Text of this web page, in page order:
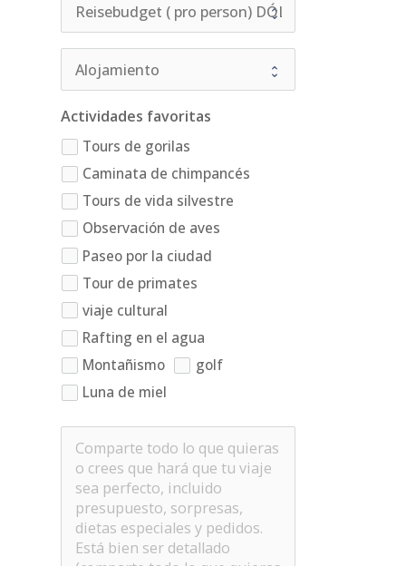
Actividades favoritas
Tours de gorilas
Caminata de chimpancés
Tours de vida silvestre
Observación de aves
Paseo por la ciudad
Tour de primates
viaje cultural
Rafting en el agua
Montañismo
golf
Luna de miel